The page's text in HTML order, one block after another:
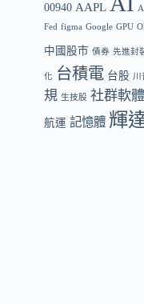
00940 AAPL
Fed figma Google GPU
中國股市 債券 先進封
化 台積電 台股 川
規 生技股 社群軟體
航運 記憶體 輝